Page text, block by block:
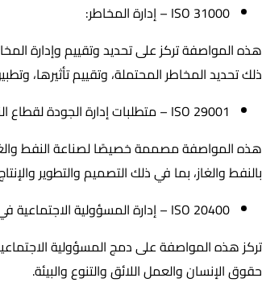
ISO 31000 – إدارة المخاطر:
ذلك تحديد المخاطر المحتملة، وتقييم تأثيرها،
ISO 29001 – متطلبات إدارة الجودة لقطاع النفط والغاز:
بالنفط والغاز، بما في ذلك التصميم والتطوير
ISO 20400 – إدارة المسؤولية الاجتماعية في سلاسل التوريد:
حقوق الإنسان والعمل اللائق والتنوع والبيئة.